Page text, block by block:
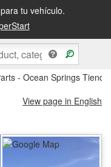
tu vehículo.
recógela en la tienda
- Ocean Springs
View page in English